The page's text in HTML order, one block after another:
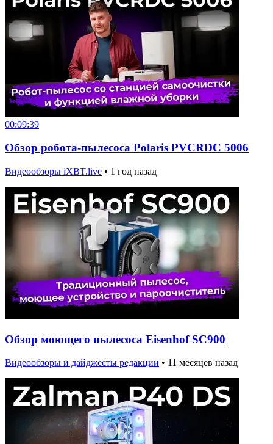
00:09:39
Обзор робота-пылесоса Polaris PVCRDC 5006
Видеообзоры iXBT.live • 1 год назад
Обзор моющего пылесоса Eisenhof SC900
Видеообзоры и дайджесты редакции • 11 месяцев назад